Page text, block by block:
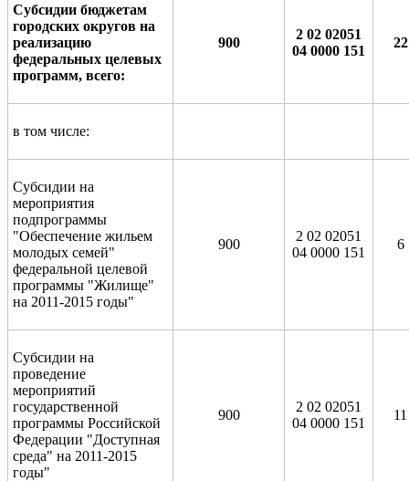
Субсидии бюджетам
городских округов на
реализацию
федеральных целевых
программ, всего:
900
2 02 02051
04 0000 151
в том числе:
Субсидии на
мероприятия
подпрограммы
"Обеспечение жильем
молодых семей"
федеральной целевой
программы "Жилище"
на 2011-2015 годы"
900
2 02 02051
04 0000 151
6
Субсидии на
проведение
мероприятий
государственной
программы Российской
Федерации "Доступная
среда" на 2011-2015
годы"
900
2 02 02051
04 0000 151